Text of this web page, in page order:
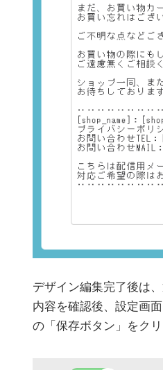
デザイン編集完了後は
内容を確認後、設定画
の「保存ボタン」をク